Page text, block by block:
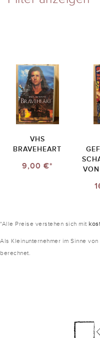
VHS
BRAVEHEART
9,00 €*
*Alle Preise verstehen sich mit
Als Kleinunternehmer im Sinne
berechnet.